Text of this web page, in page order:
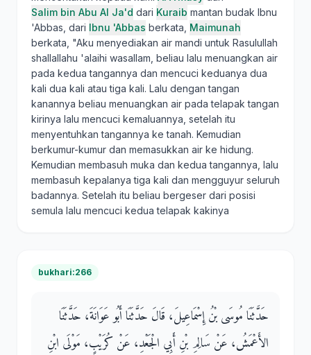
Salim bin Abu Al Ja'd dari Kuraib mantan budak Ibnu
'Abbas, dari Ibnu 'Abbas berkata, Maimunah
berkata, "Aku menyediakan air mandi untuk Rasulullah
shallallahu 'alaihi wasallam, beliau lalu menuangkan air
pada kedua tangannya dan mencuci keduanya dua
kali dua kali atau tiga kali. Lalu dengan tangan
kanannya beliau menuangkan air pada telapak tangan
kirinya lalu mencuci kemaluannya, setelah itu
menyentuhkan tangannya ke tanah. Kemudian
berkumur-kumur dan memasukkan air ke hidung.
Kemudian membasuh muka dan kedua tangannya, lalu
membasuh kepalanya tiga kali dan mengguyur seluruh
badannya. Setelah itu beliau bergeser dari posisi
semula lalu mencuci kedua telapak kakinya
bukhari:266
حَدَّثَنَا مُوسَى بْنُ إِسْمَاعِيلَ، قَالَ حَدَّثَنَا أَبُو عَوَانَةَ، حَدَّثَنَا
الأَعْمَشُ، عَنْ سَالِمِ بْنِ أَبِي الْجَعْدِ، عَنْ كُرَيْبٍ، مَوْلَى ابْنِ